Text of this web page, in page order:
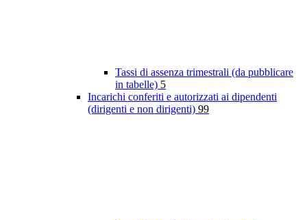
Tassi di assenza trimestrali (da pubblicare
in tabelle) 5
Incarichi conferiti e autorizzati ai dipendenti
(dirigenti e non dirigenti) 99